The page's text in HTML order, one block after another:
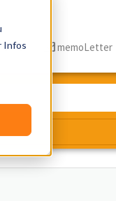
Infos
Blog memoLetter